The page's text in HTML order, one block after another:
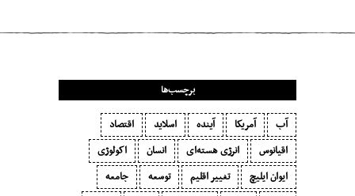
برچسب‌ها
آب آمریکا آینده اسلاید
اقتصاد
اقیانوس
انرژی هسته‌ای انسان
اکولوژی
ایوان ایلیچ
تغییر اقلیم توسعه
جامعه